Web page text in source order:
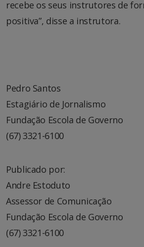
recebe os seus instrutores de
positiva”, disse a instrutora.
Pedro Santos
Estagiário de Jornalismo
Fundação Escola de Governo
(67) 3321-6100
Publicado por:
Andre Estoduto
Assessor de Comunicação
Fundação Escola de Governo
(67) 3321-6100